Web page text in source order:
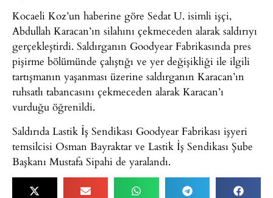
Kocaeli Koz’un haberine göre Sedat U. isimli işçi,
Abdullah Karacan’ın silahını çekmeceden alarak saldırıyı
gerçekleştirdi. Saldırganın Goodyear Fabrikasında pres
pişirme bölümünde çalıştığı ve yer değişikliği ile ilgili
tartışmanın yaşanması üzerine saldırganın Karacan’ın
ruhsatlı tabancasını çekmeceden alarak Karacan’ı
vurduğu öğrenildi.
Saldırıda Lastik İş Sendikası Goodyear Fabrikası işyeri
temsilcisi Osman Bayraktar ve Lastik İş Sendikası Şube
Başkanı Mustafa Sipahi de yaralandı.